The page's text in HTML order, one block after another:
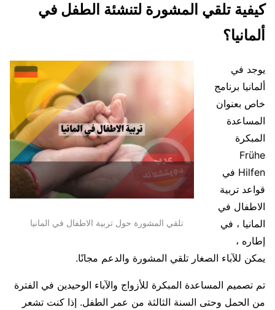
كيفية تلقي المشورة لتنشئة الطفل في
ألمانيا؟
تلقي المشورة حول تربية الاطفال في المانيا
يوجد في
ألمانيا برنامج
خاص بعنوان
المساعدة
المبكرة
Frühe
Hilfen في
قواعد تربية
الاطفال في
المانيا ، في
إطاره ،
يمكن للآباء الصغار تلقي المشورة والدعم مجانًا.
تم تصميم المساعدة المبكرة للأزواج والآباء الوحيدين في الفترة
من الحمل وحتى السنة الثالثة من عمر الطفل. إذا كنت تشعر